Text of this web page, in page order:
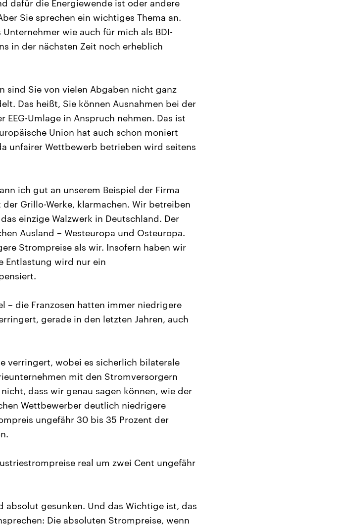
dafür die Energiewende ist oder andere
Sie sprechen ein wichtiges Thema an.
wie auch für mich als BDI-
in der nächsten Zeit noch erheblich
sind Sie von vielen Abgaben nicht ganz
Das heißt, Sie können Ausnahmen bei der
Umlage in Anspruch nehmen. Das ist
Union hat auch schon moniert
unfairer Wettbewerb betrieben wird seitens
ich gut an unserem Beispiel der Firma
Grillo-Werke, klarmachen. Wir betreiben
einzige Walzwerk in Deutschland. Der
Ausland – Westeuropa und Osteuropa.
Strompreise als wir. Insofern haben wir
Entlastung wird nur ein
– die Franzosen hatten immer niedrigere
gerade in den letzten Jahren, auch
verringert, wobei es sicherlich bilaterale
mit den Stromversorgern
dass wir genau sagen können, wie der
Wettbewerber deutlich niedrigere
ungefähr 30 bis 35 Prozent der
real um zwei Cent ungefähr
absolut gesunken. Und das Wichtige ist, das
Die absoluten Strompreise, wenn